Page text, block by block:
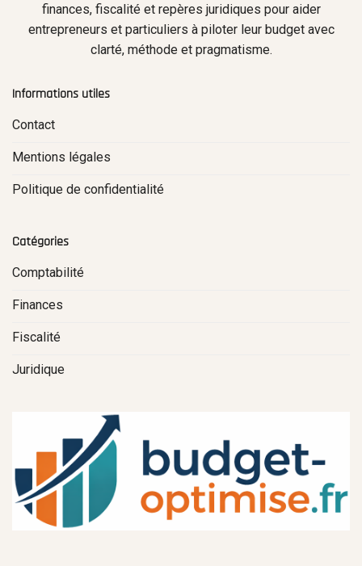
finances, fiscalité et repères juridiques pour aider
entrepreneurs et particuliers à piloter leur budget avec
clarté, méthode et pragmatisme.
Informations utiles
Contact
Mentions légales
Politique de confidentialité
Catégories
Comptabilité
Finances
Fiscalité
Juridique